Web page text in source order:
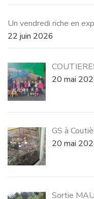
Un vendredi riche en
22 juin 2026
20 mai
GS à
20 mai
Sortie